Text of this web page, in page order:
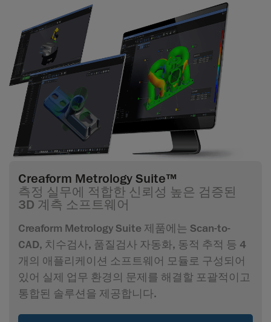
Creaform Metrology Suite™
측정 실무에 적합한 신뢰성 높은 검증된
3D 계측 소프트웨어
Creaform Metrology Suite 제품에는 Scan-to-
CAD, 치수검사, 품질검사 자동화, 동적 추적 등 4
개의 애플리케이션 소프트웨어 모듈로 구성되어
있어 실제 업무 환경의 문제를 해결할 포괄적이고
통합된 솔루션을 제공합니다.